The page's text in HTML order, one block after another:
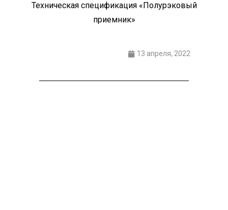
Техническая спецификация «Полурэковый
приемник»
13 апреля, 2022